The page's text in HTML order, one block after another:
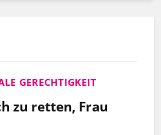
GERECHTIGKEIT
zu retten, Frau